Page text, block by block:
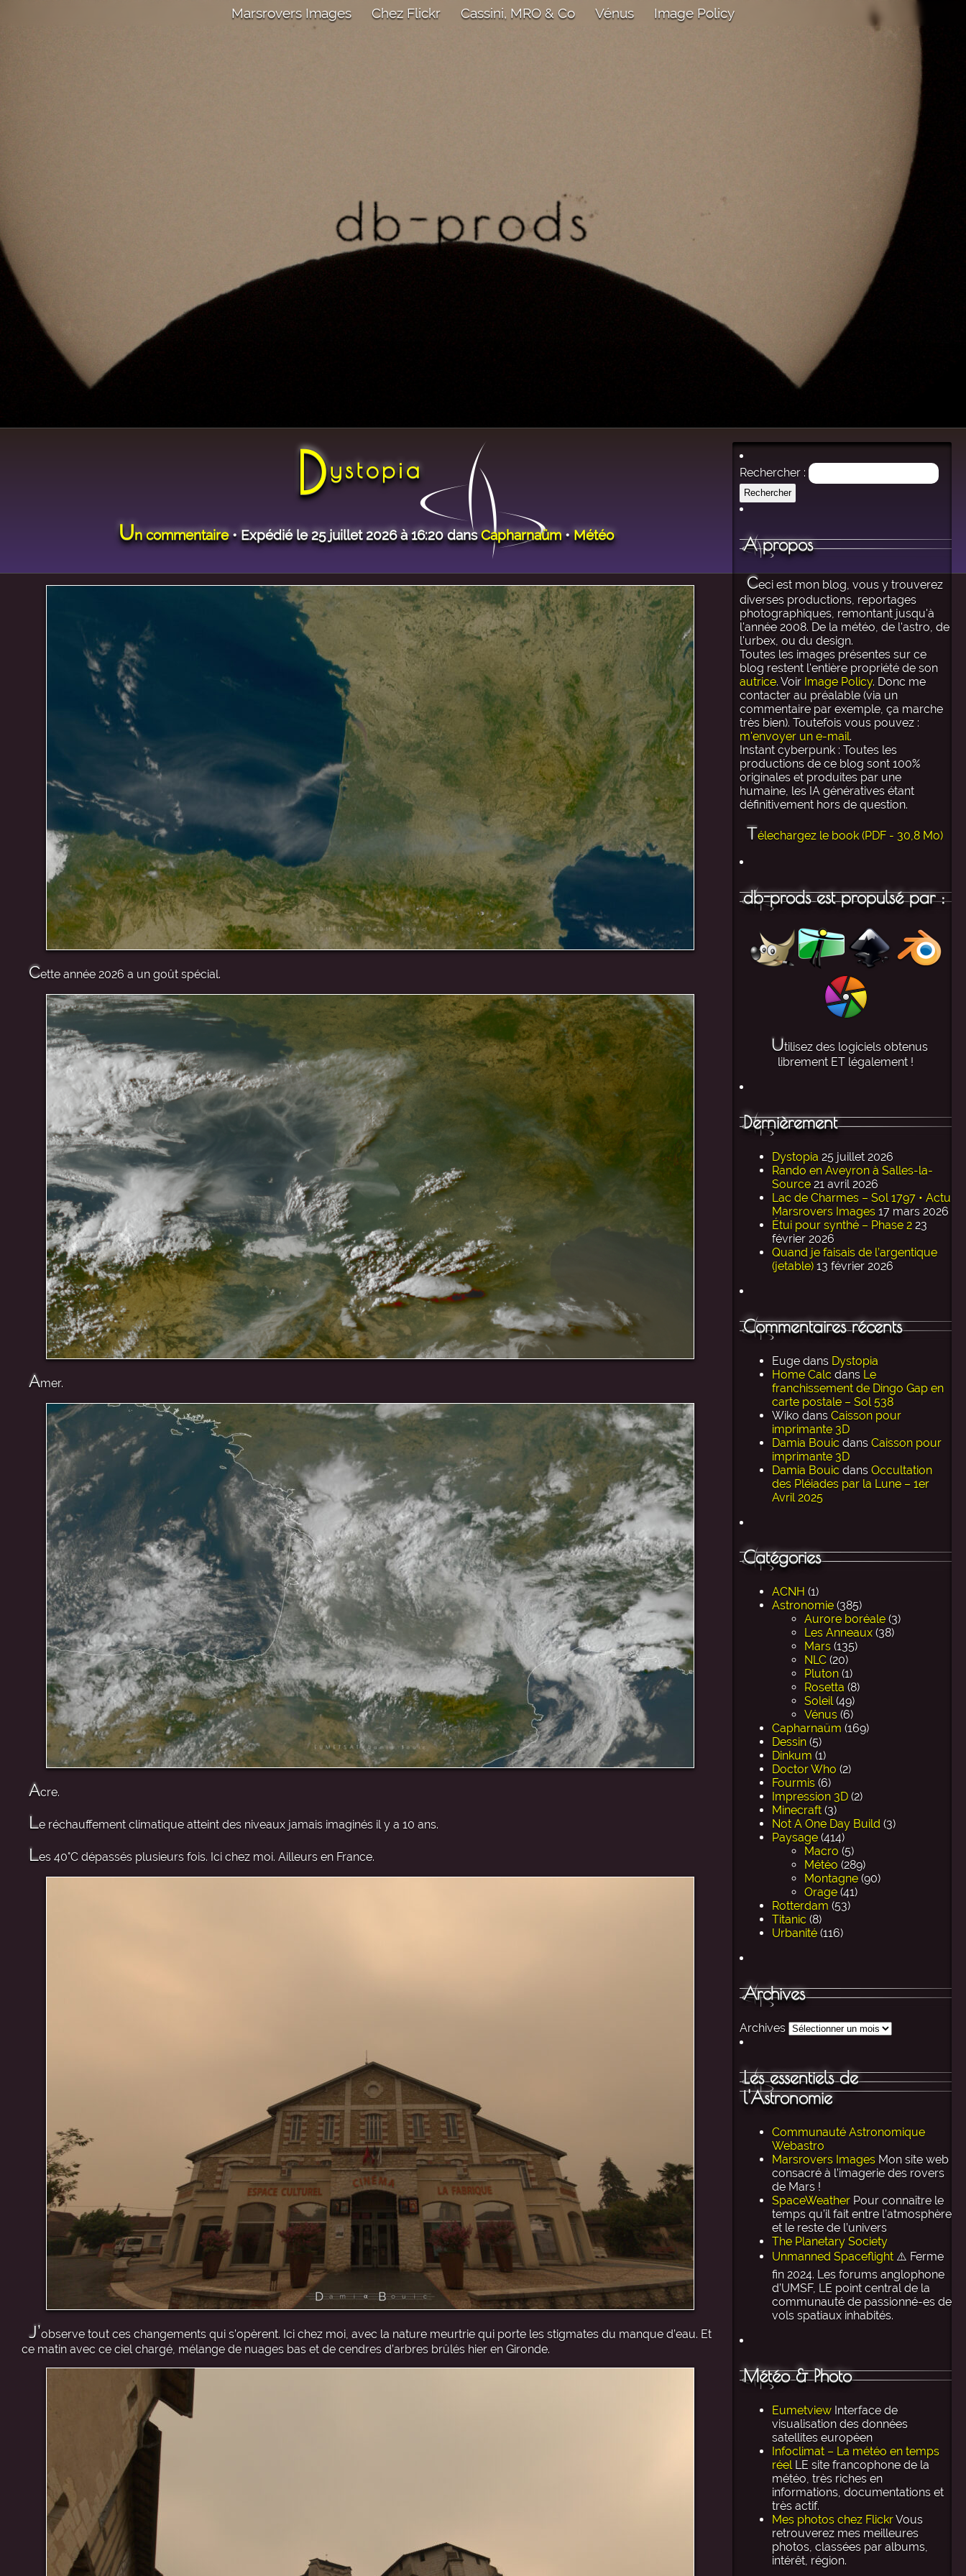
Marsrovers Images Chez Flickr Cassini, MRO & Co Vénus Image Policy
Rechercher :
A propos
Ceci est mon blog, vous y trouverez
diverses productions, reportages
photographiques, remontant jusqu'à
l'année 2008. De la météo, de l'astro, de
l'urbex, ou du design.
Toutes les images présentes sur ce
blog restent l'entière propriété de son
autrice. Voir Image Policy. Donc me
contacter au préalable (via un
commentaire par exemple, ça marche
très bien). Toutefois vous pouvez :
m'envoyer un e-mail.
Instant cyberpunk : Toutes les
productions de ce blog sont 100%
originales et produites par une
humaine, les IA génératives étant
définitivement hors de question.
Télechargez le book (PDF - 30,8 Mo)
db-prods est propulsé par :
Utilisez des logiciels obtenus
librement ET légalement !
Dernièrement
Dystopia 25 juillet 2026
Rando en Aveyron à Salles-la-
Source 21 avril 2026
Lac de Charmes – Sol 1797 • Actu
Marsrovers Images 17 mars 2026
Étui pour synthé – Phase 2 23
février 2026
Quand je faisais de l’argentique
(jetable) 13 février 2026
Commentaires récents
Euge dans Dystopia
Home Calc dans Le
franchissement de Dingo Gap en
carte postale – Sol 538
Wiko dans Caisson pour
imprimante 3D
Damia Bouic dans Caisson pour
imprimante 3D
Damia Bouic dans Occultation
des Pléiades par la Lune – 1er
Avril 2025
Catégories
ACNH (1)
Astronomie (385)
Aurore boréale (3)
Les Anneaux (38)
Mars (135)
NLC (20)
Pluton (1)
Rosetta (8)
Soleil(49)
Vénus (6)
Capharnaüm (169)
Dessin (5)
Dinkum (1)
Doctor Who (2)
Fourmis (6)
Impression 3D (2)
Minecraft (3)
Not A One Day Build (3)
Paysage (414)
Macro (5)
Météo (289)
Montagne (90)
Orage (41)
Rotterdam (53)
Titanic (8)
Urbanité (116)
Archives
Archives
Les essentiels de
l'Astronomie
Communauté Astronomique
Webastro
Marsrovers Images Mon site web
consacré à l’imagerie des rovers
de Mars !
SpaceWeather Pour connaître le
temps qu’il fait entre l’atmosphère
et le reste de l’univers
The Planetary Society
Unmanned Spaceflight ⚠️ Ferme
fin 2024. Les forums anglophone
d’UMSF, LE point central de la
communauté de passionné-es de
vols spatiaux inhabités.
Météo & Photo
Eumetview Interface de
visualisation des données
satellites européen
Infoclimat – La météo en temps
réelLE site francophone de la
météo, très riches en
informations, documentations et
très actif.
Mes photos chez FlickrVous
retrouverez mes meilleures
photos, classées par albums,
intérêt, région.
Dystopia
Un commentaire• Expédié le 25 juillet 2026 à 16:20 dansCapharnaüm•Météo
Cette année 2026 a un goût spécial.
Amer.
Acre.
Le réchauffement climatique atteint des niveaux jamais imaginés il y a 10 ans.
Les 40°C dépassés plusieurs fois. Ici chez moi. Ailleurs en France.
J’observe tout ces changements qui s’opèrent. Ici chez moi, avec la nature meurtrie qui porte les stigmates du manque d’eau. Et
ce matin avec ce ciel chargé, mélange de nuages bas et de cendres d’arbres brûlés hier en Gironde.